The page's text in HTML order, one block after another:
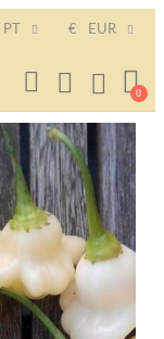
PT € EUR